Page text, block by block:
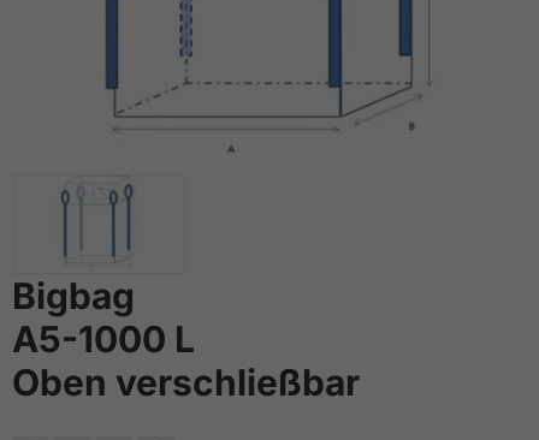
Bigbag
A5-1000 L
Oben verschließbar